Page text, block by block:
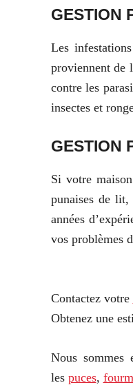
GESTION
Les
proviennent de
contre les
insectes et
GESTION
Si votre
punaises de lit,
années
vos problèmes
Contactez votre
Obtenez une
Nous sommes
les puces,